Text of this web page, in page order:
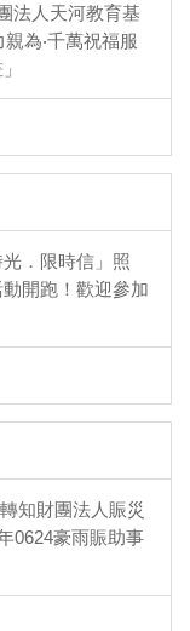
法人天河教育基
為‧千萬祝福服
光．限時信」照
開跑！歡迎參加
知財團法人賑災
0624豪雨賑助事